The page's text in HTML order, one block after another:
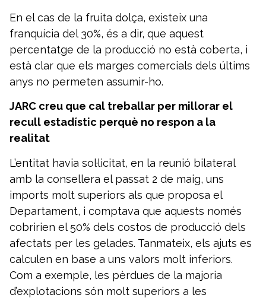
En el cas de la fruita dolça, existeix una
franquícia del 30%, és a dir, que aquest
percentatge de la producció no està coberta, i
està clar que els marges comercials dels últims
anys no permeten assumir-ho.
JARC creu que cal treballar per millorar el
recull estadístic perquè no respon a la
realitat
L’entitat havia sol·licitat, en la reunió bilateral
amb la consellera el passat 2 de maig, uns
imports molt superiors als que proposa el
Departament, i comptava que aquests només
cobririen el 50% dels costos de producció dels
afectats per les gelades. Tanmateix, els ajuts es
calculen en base a uns valors molt inferiors.
Com a exemple, les pèrdues de la majoria
d’explotacions són molt superiors a les